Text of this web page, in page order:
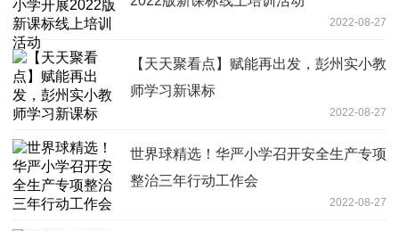
2022-08-27
【天天聚看点】赋能再出发，彭州实小教
师学习新课标
2022-08-27
世界球精选！华严小学召开安全生产专项
整治三年行动工作会
2022-08-27